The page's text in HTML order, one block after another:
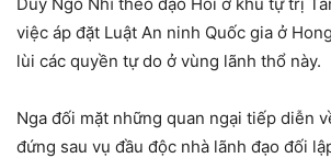
việc áp đặt Luật An ninh Quốc gia ở
lùi các quyền tự do ở vùng lãnh thổ này.
Nga đối mặt những quan ngại tiếp diễn
đứng sau vụ đầu độc nhà lãnh đạo đối